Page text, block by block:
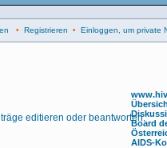
• Registrieren • Einloggen, um private
Board
AIDS-